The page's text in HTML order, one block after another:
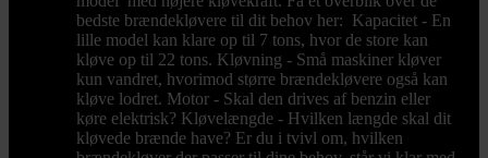
bedste brændekløvere til dit behov her: Kapacitet - En
lille model kan klare op til 7 tons, hvor de store kan
kløve op til 22 tons. Kløvning - Små maskiner kløver
kun vandret, hvorimod større brændekløvere også kan
kløve lodret. Motor - Skal den drives af benzin eller
køre elektrisk? Kløvelængde - Hvilken længde skal dit
kløvede brænde have? Er du i tvivl om, hvilken